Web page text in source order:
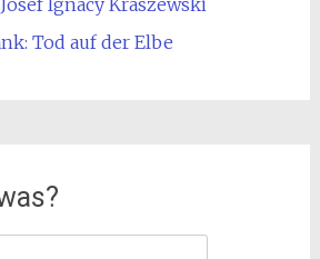
Ignacy Kraszewski
Tod auf der Elbe